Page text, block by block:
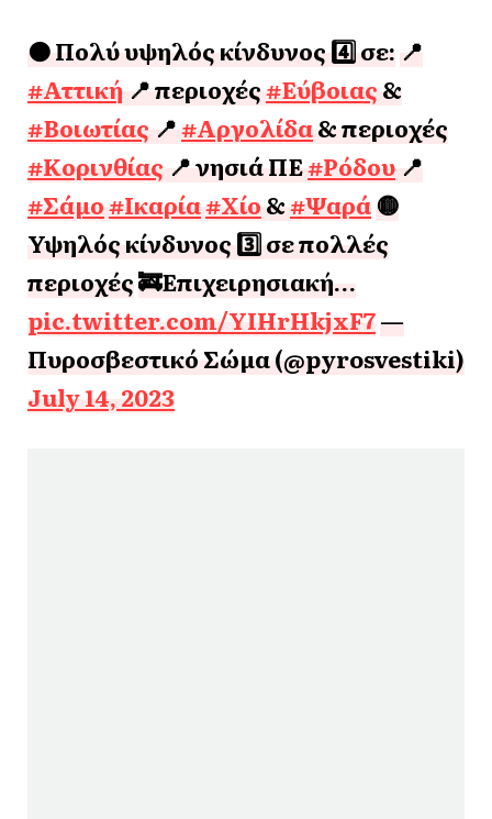
🟠 Πολύ υψηλός κίνδυνος 4️⃣ σε: 📍
#Αττική 📍 περιοχές#Εύβοιας&
#Βοιωτίας 📍#Αργολίδα& περιοχές
#Κορινθίας 📍 νησιά ΠΕ#Ρόδου 📍
#Σάμο#Ικαρία#Χίο&#Ψαρά🟡
Υψηλός κίνδυνος 3️⃣ σε πολλές
περιοχές🚒Επιχειρησιακή…
pic.twitter.com/YIHrHkjxF7—
Πυροσβεστικό Σώμα (@pyrosvestiki)
July 14, 2023